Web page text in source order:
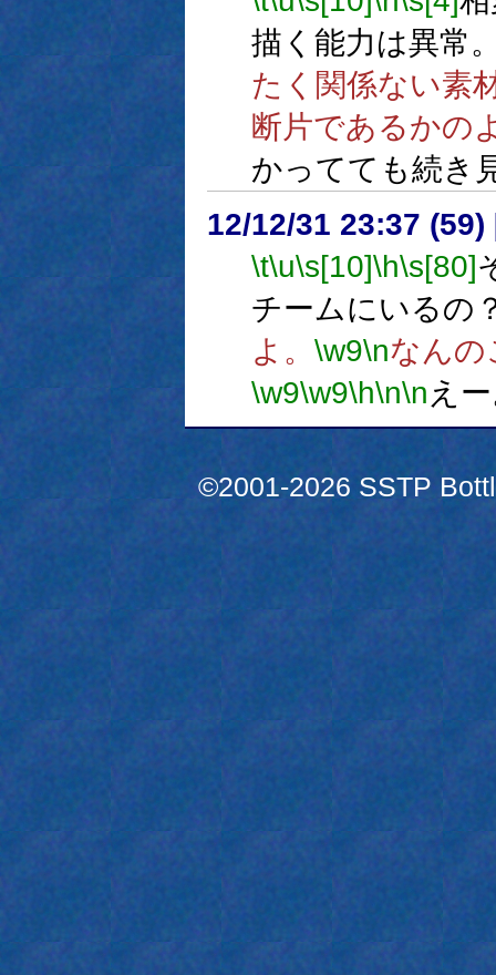
描く能力は異常
たく関係ない素
断片であるかの
かってても続き
12/12/31 23:37 (59)
\t\u\s[10]\h\s[80]
チームにいるの
よ。 \w9\nなんの
\w9\w9\h\n\n え
©2001-2026 SSTP